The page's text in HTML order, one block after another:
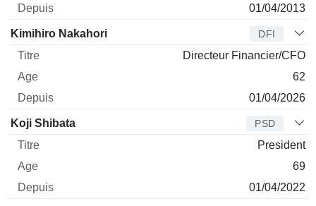
01/04/2013
Kimihiro Nakahori DFI
Directeur Financier/CFO
62
01/04/2026
Koji Shibata PSD
President
69
01/04/2022